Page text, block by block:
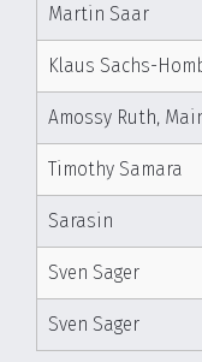
Martin Saar
Klaus Sachs-
Amossy Ruth,
Timothy Samara
Sarasin
Sven Sager
Sven Sager